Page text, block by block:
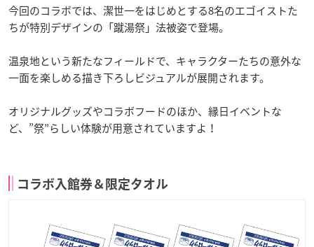
今回のコラボでは、潔世一をはじめとする8名のエゴイストた
ちが特別デザインの「蹴湯祭」法被姿で登場。
温泉地という新たなフィールドで、キャラクターたちの意外な
一面を楽しめる描き下ろしビジュアルが展開されます。
オリジナルグッズやコラボフードのほか、縁日イベントな
ど、”祭”らしい体験が用意されていますよ！
コラボ入館券＆限定タオル